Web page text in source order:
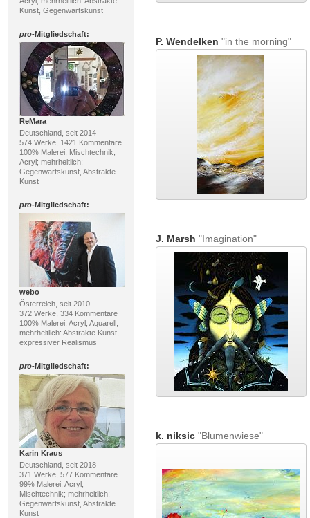
Kunst, Gegenwartskunst
pro-Mitgliedschaft:
ReMara
Deutschland, seit 2014
574 Werke, 1421 Kommentare
100% Malerei; Mischtechnik,
Acryl; mehrheitlich:
Gegenwartskunst, Abstrakte
Kunst
pro-Mitgliedschaft:
webo
Österreich, seit 2010
372 Werke, 334 Kommentare
100% Malerei; Acryl, Aquarell;
mehrheitlich: Abstrakte Kunst,
expressiver Realismus
pro-Mitgliedschaft:
Karin Kraus
Deutschland, seit 2018
371 Werke, 577 Kommentare
99% Malerei; Acryl,
Mischtechnik; mehrheitlich:
Gegenwartskunst, Abstrakte
Kunst
P. Wendelken "in the morning"
J. Marsh "Imagination"
k. niksic"Blumenwiese"